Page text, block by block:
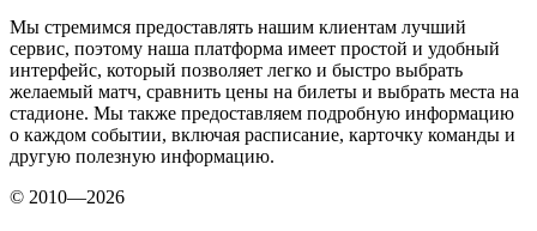
Мы стремимся предоставлять нашим клиентам лучший
сервис, поэтому наша платформа имеет простой и удобный
интерфейс, который позволяет легко и быстро выбрать
желаемый матч, сравнить цены на билеты и выбрать места на
стадионе. Мы также предоставляем подробную информацию
о каждом событии, включая расписание, карточку команды и
другую полезную информацию.
© 2010—2026